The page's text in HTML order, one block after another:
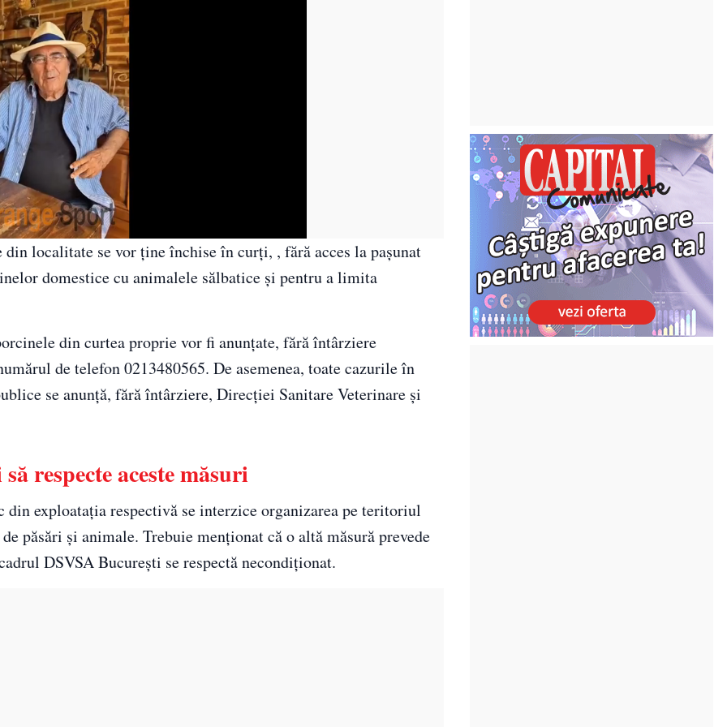
localitate se vor ține închise în curți, , fără acces la pașunat
domestice cu animalele sălbatice și pentru a limita
din curtea proprie vor fi anunțate, fără întârziere
de telefon 0213480565. De asemenea, toate cazurile în
se anunță, fără întârziere, Direcției Sanitare Veterinare și
respecte aceste măsuri
exploatația respectivă se interzice organizarea pe teritoriul
păsări și animale. Trebuie menționat că o altă măsură prevede
DSVSA București se respectă necondiționat.